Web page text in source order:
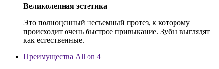
Великолепная эстетика
Это полноценный несъемный протез, к которому
происходит очень быстрое привыкание. Зубы выглядят
как естественные.
Преимущества All on 4